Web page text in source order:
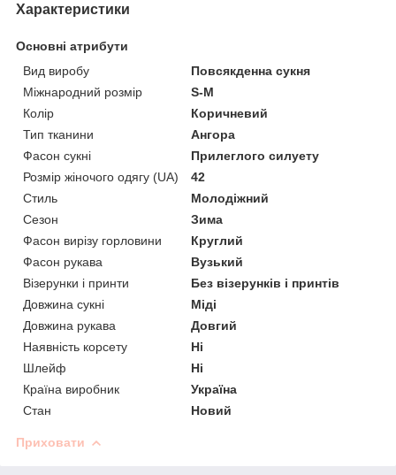
Характеристики
Основні атрибути
Вид виробу
Повсякденна сукня
Міжнародний розмір
S-M
Колір
Коричневий
Тип тканини
Ангора
Фасон сукні
Прилеглого силуету
Розмір жіночого одягу (UA)
42
Стиль
Молодіжний
Сезон
Зима
Фасон вирізу горловини
Круглий
Фасон рукава
Вузький
Візерунки і принти
Без візерунків і принтів
Довжина сукні
Міді
Довжина рукава
Довгий
Наявність корсету
Ні
Шлейф
Ні
Країна виробник
Україна
Стан
Новий
Приховати